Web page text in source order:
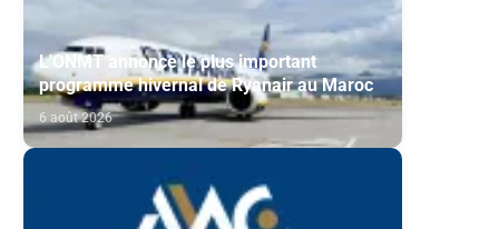
L'ONMT annonce le plus important
programme hivernal de Ryanair au Maroc
6 août 2026